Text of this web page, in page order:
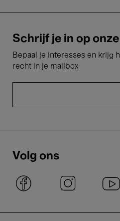
Schrijf je in op
Bepaal je interesses en krijg
recht in je mailbox
Volg ons